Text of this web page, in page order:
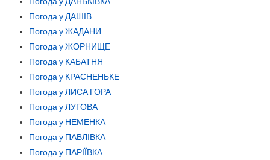
Погода у ДАШІВ
Погода у ЖАДАНИ
Погода у ЖОРНИЩЕ
Погода у КАБАТНЯ
Погода у КРАСНЕНЬКЕ
Погода у ЛИСА ГОРА
Погода у ЛУГОВА
Погода у НЕМЕНКА
Погода у ПАВЛІВКА
Погода у ПАРІЇВКА